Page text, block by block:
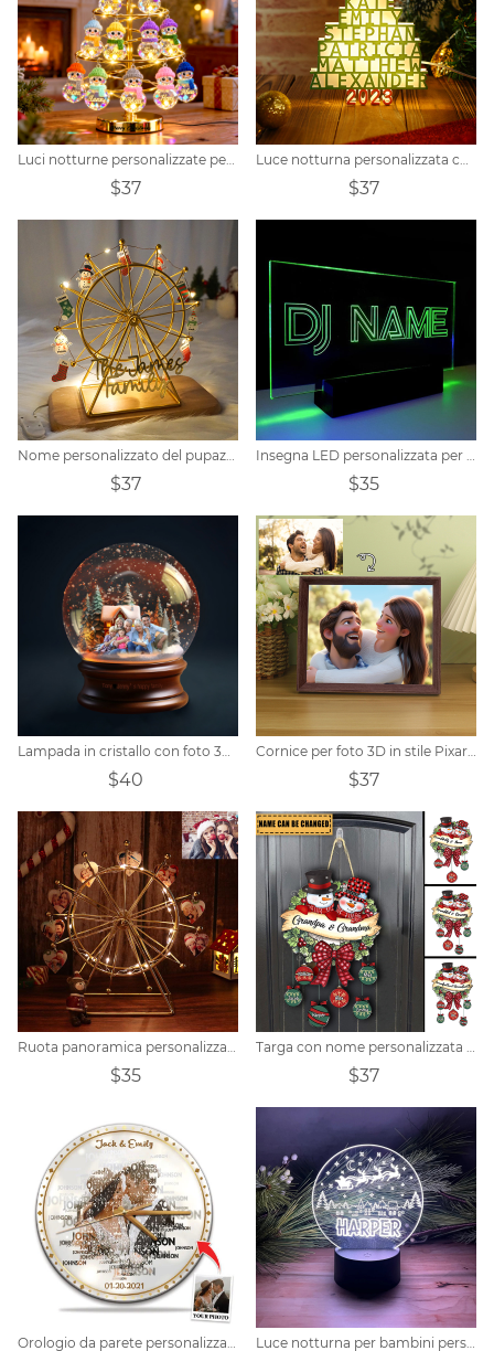
Luci notturne personalizzate per albero di Natale con famiglia di pupazzi di neve
$37
Luce notturna personalizzata con nome 3D dell'albero di Natale
$37
Nome personalizzato del pupazzo di neve di Natale della famiglia Ruota panoramica
$37
Insegna LED personalizzata per DJ
$35
Lampada in cristallo con foto 3D personalizzata
$40
Cornice per foto 3D in stile Pixar personalizzata
$37
Ruota panoramica personalizzata con foto del cuore
$35
Targa con nome personalizzata Natale pupazzo di neve ghirlanda palla di neve
$37
Orologio da parete personalizzato con foto nome coppia personalizzato Luce notturna per bambini personalizzata con Babbo Natale